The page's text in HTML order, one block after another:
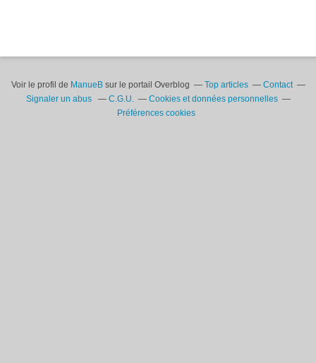
Voir le profil de ManueBsur le portail Overblog Top articles
Contact
Signaler un abus
C.G.U.
Cookies et données personnelles
Préférences cookies